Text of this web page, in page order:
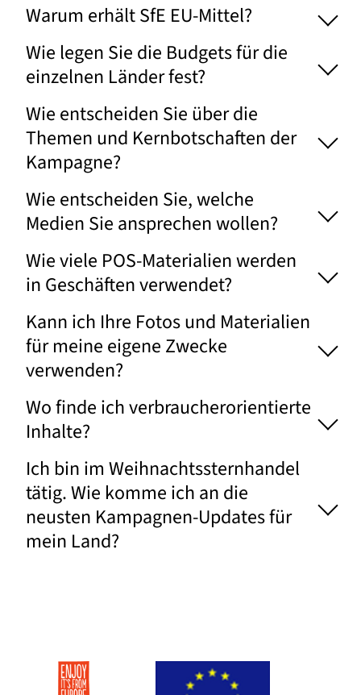
Warum erhält SfE EU-Mittel?
Wie legen Sie die Budgets für die
einzelnen Länder fest?
Wie entscheiden Sie über die
Themen und Kernbotschaften der
Kampagne?
Wie entscheiden Sie, welche
Medien Sie ansprechen wollen?
Wie viele POS-Materialien werden
in Geschäften verwendet?
Kann ich Ihre Fotos und Materialien
für meine eigene Zwecke
verwenden?
Wo finde ich verbraucherorientierte
Inhalte?
Ich bin im Weihnachtssternhandel
tätig. Wie komme ich an die
neusten Kampagnen-Updates für
mein Land?